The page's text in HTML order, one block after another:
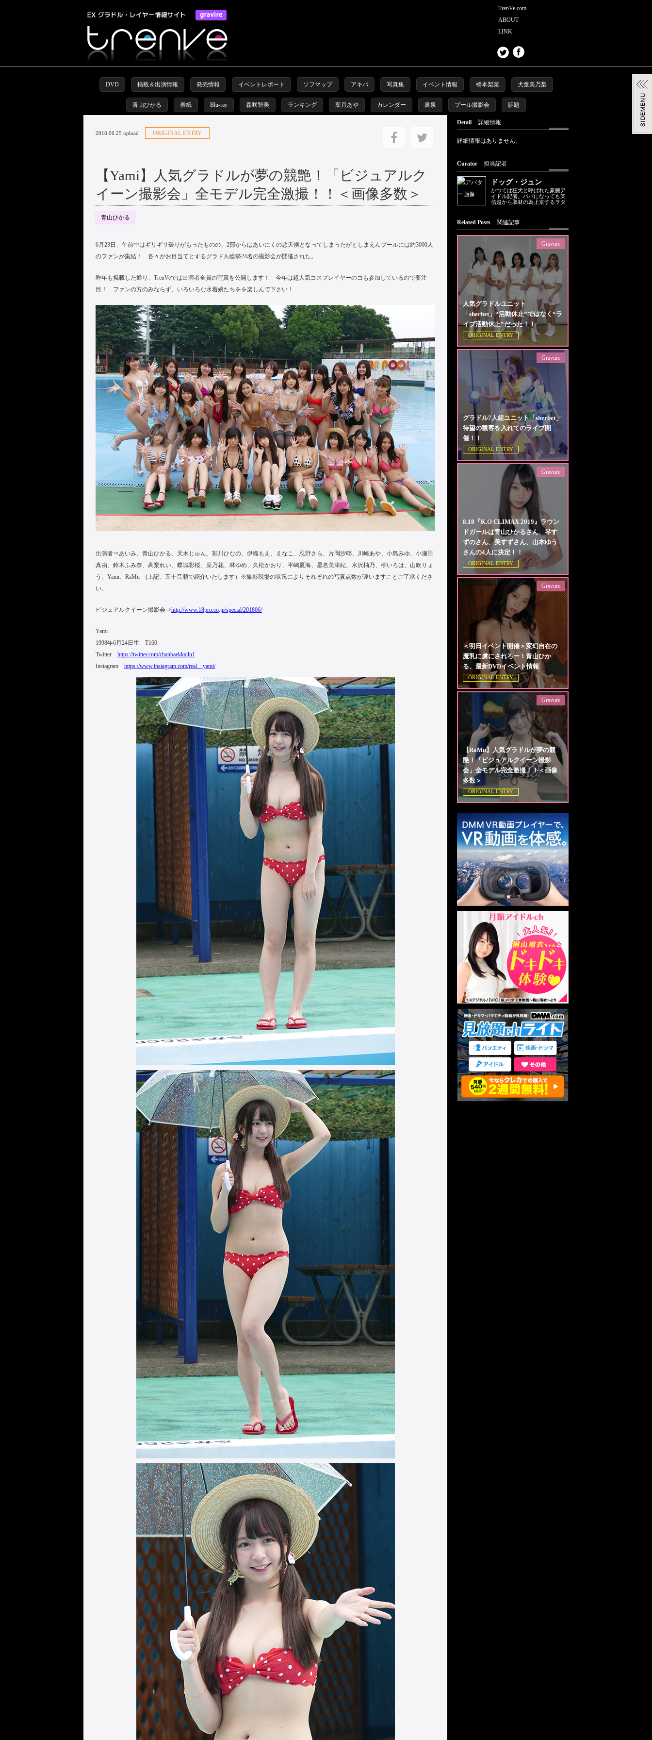
TrenVe.com
ABOUT
LINK
DVD 掲載＆出演情報 発売情報 イベントレポート ソフマップ アキバ 写真集 イベント情報 橋本梨菜 犬童美乃梨
青山ひかる 表紙 Blu-ray 森咲智美 ランキング 葉月あや カレンダー 書泉 プール撮影会 話題
2018.06.25 upload ORIGINAL ENTRY
【Yami】人気グラドルが夢の競艶！「ビジュアルク
イーン撮影会」全モデル完全激撮！！＜画像多数＞
青山ひかる
6月23日、午前中はギリギリ曇りがもったものの、2部からはあいにくの悪天候となってしまったがとしまえんプールには約3000人
のファンが集結！ 各々がお目当てとするグラドル総勢24名の撮影会が開催された。
昨年も掲載した通り、TrenVeでは出演者全員の写真を公開します！ 今年は超人気コスプレイヤーのコも参加しているので要注
目！ ファンの方のみならず、いろいろな水着娘たちをを楽しんで下さい！
出演者⇒あいみ、青山ひかる、天木じゅん、彩川ひなの、伊織もえ、えなこ、忍野さら、片岡沙耶、川崎あや、小島みゆ、小瀬田
真由、鈴木ふみ奈、高梨れい、蝶城彩桜、菜乃花、林ゆめ、久松かおり、平嶋夏海、星名美津紀、水沢柚乃、柳いろは、山吹りょ
う、Yami、RaMu (上記、五十音順で紹介いたします）※撮影現場の状況によりそれぞれの写真点数が違いますことご了承くださ
い。
ビジュアルクイーン撮影会⇒http://www.18pro.co.jp/special/201806/
Yami
1998年6月24日生 T160
Twitter https://twitter.com/chanbaekkailu1
Instagram https://www.instagram.com/real__yami/
Detail 詳細情報
詳細情報はありません。
Curator 担当記者
ドッグ・ジュン
かつては狂犬と呼ばれた豪腕ア
イドル記者。パパになっても某
信越から取材の為上京するヲタ
Related Posts 関連記事
人気グラドルユニット
「sherbet」“活動休止”ではなく“ラ
イブ活動休止”だった！！
ORIGINAL ENTRY
Gravure
グラドル7人組ユニット「sherbet」
待望の観客を入れてのライブ開
催！！
ORIGINAL ENTRY
Gravure
8.18『K.O CLIMAX 2019』ラウン
ドガールは青山ひかるさん、琴す
ずのさん、美すずさん、山本ゆう
さんの4人に決定！！
ORIGINAL ENTRY
Gravure
＜明日イベント開催＞変幻自在の
魔乳に虜にされろー！青山ひか
る、最新DVDイベント情報
ORIGINAL ENTRY
Gravure
【RaMu】人気グラドルが夢の競
艶！「ビジュアルクイーン撮影
会」全モデル完全激撮！！＜画像
多数＞
ORIGINAL ENTRY
Gravure